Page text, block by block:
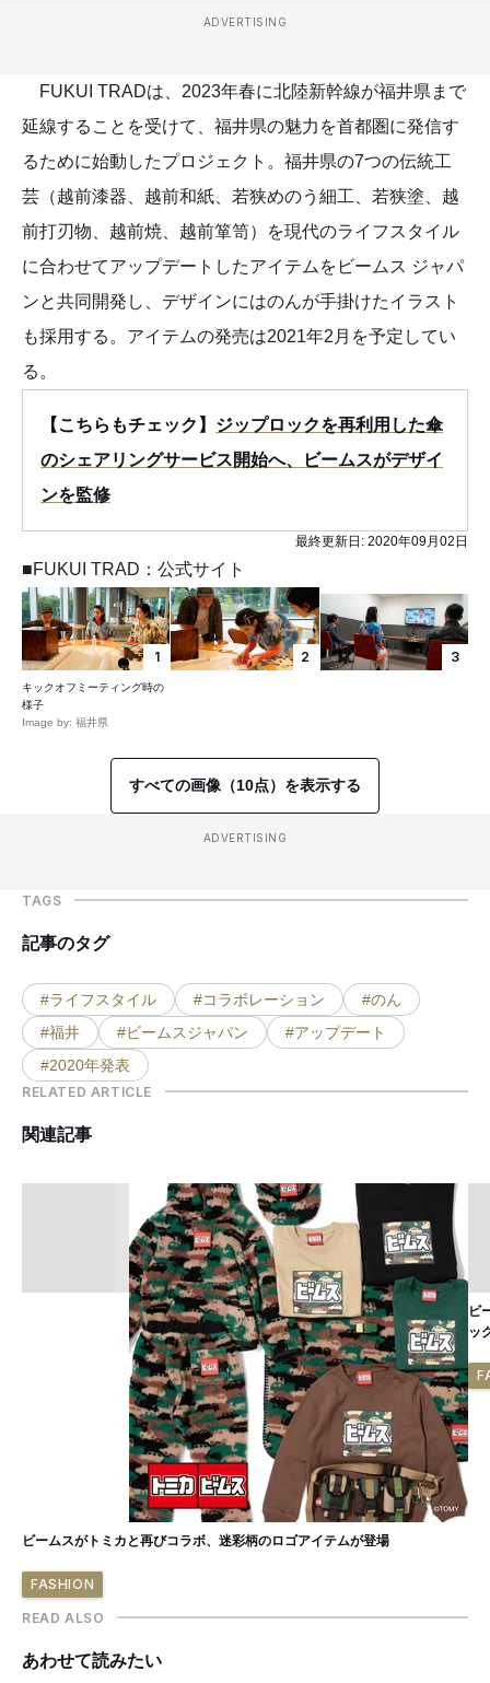
ADVERTISING
FUKUI TRADは、2023年春に北陸新幹線が福井県まで
延線することを受けて、福井県の魅力を首都圏に発信す
るために始動したプロジェクト。福井県の7つの伝統工
芸（越前漆器、越前和紙、若狭めのう細工、若狭塗、越
前打刃物、越前焼、越前箪笥）を現代のライフスタイル
に合わせてアップデートしたアイテムをビームス ジャパ
ンと共同開発し、デザインにはのんが手掛けたイラスト
も採用する。アイテムの発売は2021年2月を予定してい
る。
【こちらもチェック】 ジップロックを再利用した傘
のシェアリングサービス開始へ、ビームスがデザイ
ンを監修
最終更新日: 2020年09月02日
■FUKUI TRAD：公式サイト
1
キックオフミーティング時の
様子
Image by: 福井県
2 3
すべての画像（10点）を表示する
ADVERTISING
TAGS
記事のタグ
#ライフスタイル #コラボレーション
#のん
#福井
#ビームスジャパン
#アップデート
#2020年発表
RELATED ARTICLE
関連記事
ビームスがトミカと再びコラボ、迷彩柄のロゴアイテムが登場
FASHION
ビ
ッ
READ ALSO
あわせて読みたい